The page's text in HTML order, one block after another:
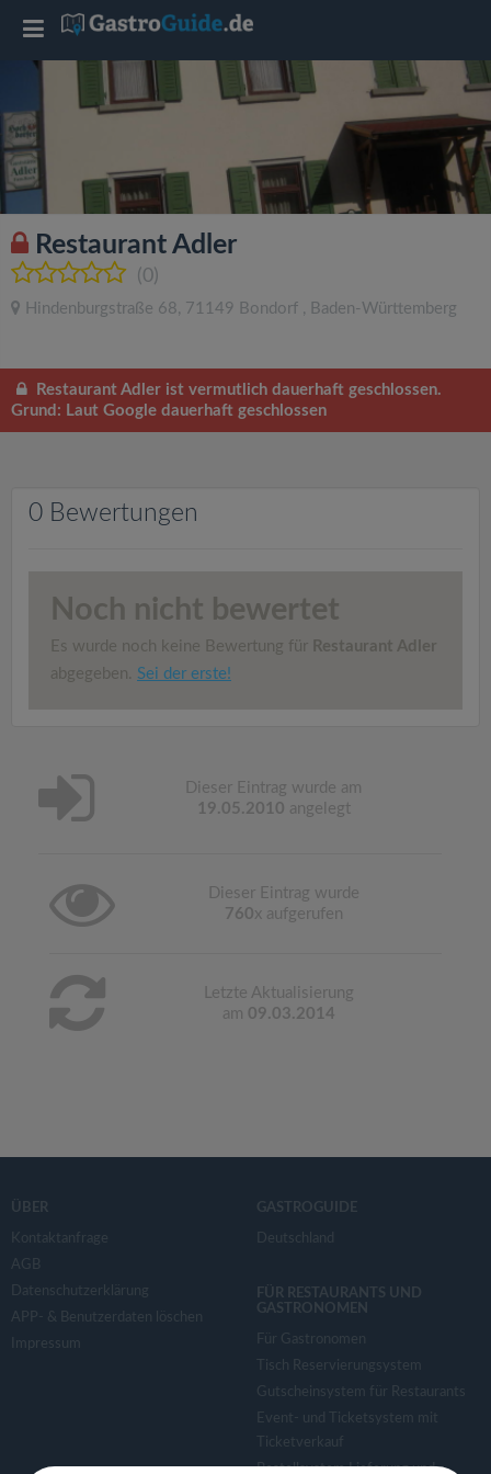
Restaurant Adler
(0)
Hindenburgstraße 68, 71149 Bondorf , Baden-Württemberg
Restaurant Adler ist vermutlich dauerhaft geschlossen.
Grund: Laut Google dauerhaft geschlossen
0 Bewertungen
Noch nicht bewertet
Es wurde noch keine Bewertung für Restaurant Adler
abgegeben. Sei der erste!
Dieser Eintrag wurde am
19.05.2010 angelegt
Dieser Eintrag wurde
760x aufgerufen
Letzte Aktualisierung
am 09.03.2014
ÜBER
Kontaktanfrage
AGB
Datenschutzerklärung
APP- & Benutzerdaten löschen
Impressum
GASTROGUIDE
Deutschland
FÜR RESTAURANTS UND
GASTRONOMEN
Für Gastronomen
Tisch Reservierungsystem
Gutscheinsystem für Restaurants
Event- und Ticketsystem mit
Ticketverkauf
Bestellsystem Lieferung und
T
l
e
a
n